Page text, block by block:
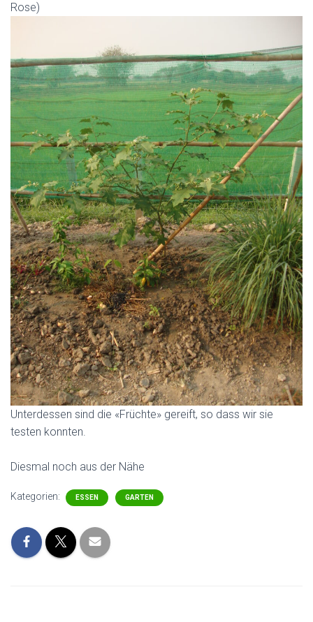
Rose)
Unterdessen sind die «Früchte» gereift, so dass wir sie
testen konnten.
Diesmal noch aus der Nähe
Kategorien: ESSEN GARTEN